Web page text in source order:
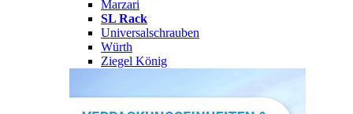
Marzari
SL Rack
Universalschrauben
Würth
Ziegel König